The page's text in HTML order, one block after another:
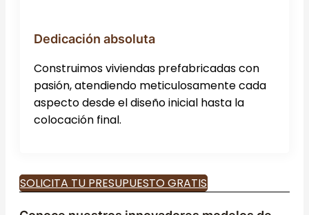
Dedicación absoluta
Construimos viviendas prefabricadas con
pasión, atendiendo meticulosamente cada
aspecto desde el diseño inicial hasta la
colocación final.
SOLICITA TU PRESUPUESTO GRATIS